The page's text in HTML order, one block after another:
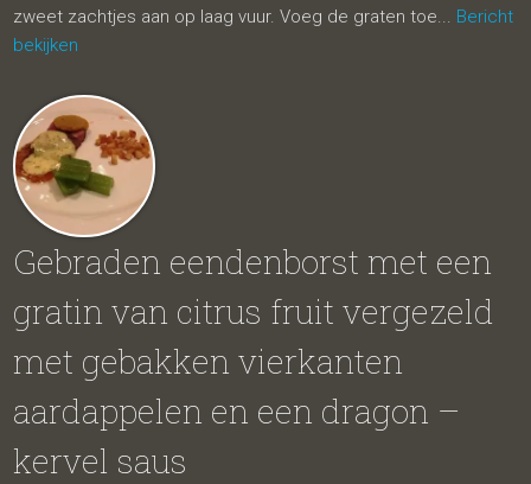
zweet zachtjes aan op laag vuur. Voeg de graten toe... Bericht
bekijken
Gebraden eendenborst met een
gratin van citrus fruit vergezeld
met gebakken vierkanten
aardappelen en een dragon –
kervel saus